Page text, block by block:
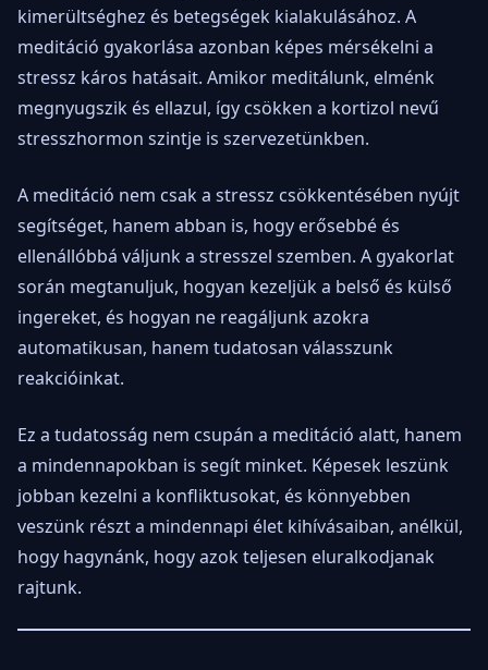
kimerültséghez és betegségek kialakulásához. A
meditáció gyakorlása azonban képes mérsékelni a
stressz káros hatásait. Amikor meditálunk, elménk
megnyugszik és ellazul, így csökken a kortizol nevű
stresszhormon szintje is szervezetünkben.
A meditáció nem csak a stressz csökkentésében nyújt
segítséget, hanem abban is, hogy erősebbé és
ellenállóbbá váljunk a stresszel szemben. A gyakorlat
során megtanuljuk, hogyan kezeljük a belső és külső
ingereket, és hogyan ne reagáljunk azokra
automatikusan, hanem tudatosan válasszunk
reakcióinkat.
Ez a tudatosság nem csupán a meditáció alatt, hanem
a mindennapokban is segít minket. Képesek leszünk
jobban kezelni a konfliktusokat, és könnyebben
veszünk részt a mindennapi élet kihívásaiban, anélkül,
hogy hagynánk, hogy azok teljesen eluralkodjanak
rajtunk.